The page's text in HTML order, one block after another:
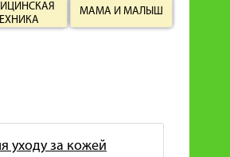
МАМА И МАЛЫШ
уходу за кожей